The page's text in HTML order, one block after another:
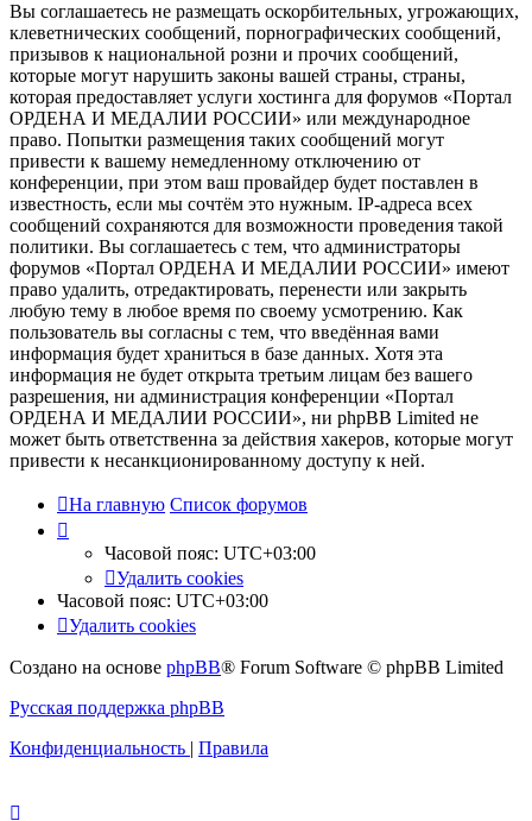
Вы соглашаетесь не размещать оскорбительных, угрожающих,
клеветнических сообщений, порнографических сообщений,
призывов к национальной розни и прочих сообщений,
которые могут нарушить законы вашей страны, страны,
которая предоставляет услуги хостинга для форумов «Портал
ОРДЕНА И МЕДАЛИИ РОССИИ» или международное
право. Попытки размещения таких сообщений могут
привести к вашему немедленному отключению от
конференции, при этом ваш провайдер будет поставлен в
известность, если мы сочтём это нужным. IP-адреса всех
сообщений сохраняются для возможности проведения такой
политики. Вы соглашаетесь с тем, что администраторы
форумов «Портал ОРДЕНА И МЕДАЛИИ РОССИИ» имеют
право удалить, отредактировать, перенести или закрыть
любую тему в любое время по своему усмотрению. Как
пользователь вы согласны с тем, что введённая вами
информация будет храниться в базе данных. Хотя эта
информация не будет открыта третьим лицам без вашего
разрешения, ни администрация конференции «Портал
ОРДЕНА И МЕДАЛИИ РОССИИ», ни phpBB Limited не
может быть ответственна за действия хакеров, которые могут
привести к несанкционированному доступу к ней.
На главную Список форумов
Часовой пояс: UTC+03:00
Удалить cookies
Часовой пояс: UTC+03:00
Удалить cookies
Создано на основе phpBB® Forum Software © phpBB Limited
Русская поддержка phpBB
Конфиденциальность | Правила